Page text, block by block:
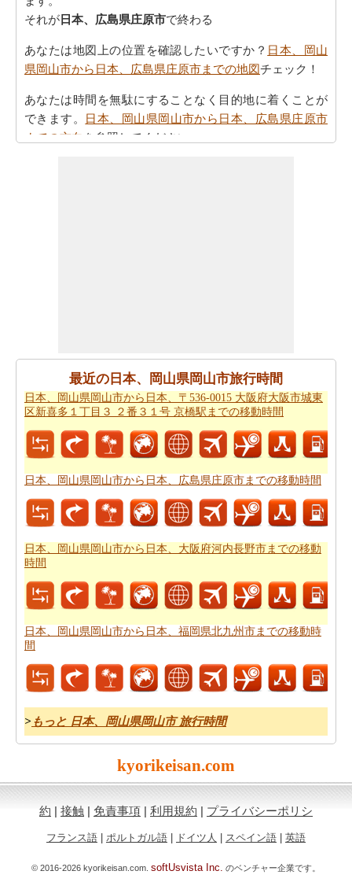
それが 日本、広島県庄原市で終わる
あなたは地図上の位置を確認したいですか？ 日本、岡山
県岡山市から日本、広島県庄原市までの地図チェック！
あなたは時間を無駄にすることなく目的地に着くことが
できます。
日本、岡山県岡山市から日本、広島県庄原市
までの方向 を参照してください。
あなたはいつも道路で旅行中に多くの時間を費やすこと
はできません。あなたは飛行機で行く方が良いかもしれ
ません。日本、岡山県岡山市から日本、広島県庄原市ま
での飛行時間 をもらいます。
新しい場所に行くの後、あなたの目的地へのルートを知
ることが重要です。場合はルートを認識していません、
あなたは日本、岡山県岡山市から日本、広島県庄原市ま
での道路ルートプランをチェックすることができます。
燃料費は、道路の旅行を計画する際に考慮すべきもう一
つの重要な要因であります。
本、広島県庄原市までの旅行の費用をしたいですか。
最近の日本、岡山県岡山市旅行時間
日本、岡山県岡山市から日本、〒536-0015 大阪府大阪市城東
区新喜多１丁目３ ２番３１号 京橋駅までの移動時間
日本、岡山県岡山市から日本、広島県庄原市までの移動時間
日本、岡山県岡山市から日本、大阪府河内長野市までの移動
時間
日本、岡山県岡山市から日本、福岡県北九州市までの移動時
間
> もっと 日本、岡山県岡山市 旅行時間
kyorikeisan.com
約 | 接触 | 免責事項 | 利用規約 | プライバシーポリシ
フランス語 | ポルトガル語 | ドイツ人 | スペイン語 | 英語
© 2016-2026 kyorikeisan.com. softUsvista Inc. のベンチャー企業です。